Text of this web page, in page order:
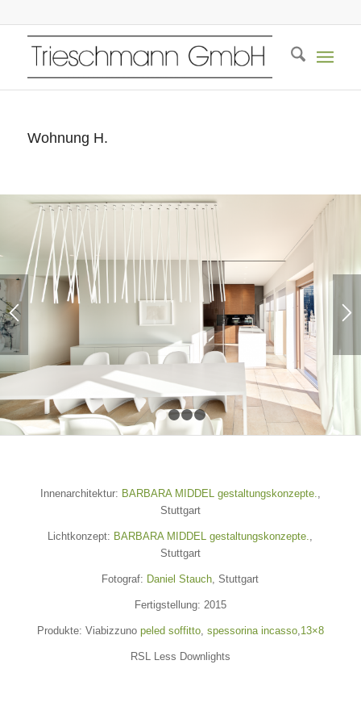
Wohnung H.
4
Innenarchitektur: BARBARA MIDDEL gestaltungskonzepte.,
Stuttgart
Lichtkonzept: BARBARA MIDDEL gestaltungskonzepte.,
Stuttgart
Fotograf: Daniel Stauch, Stuttgart
Fertigstellung: 2015
Produkte: Viabizzuno peled soffitto, spessorina incasso,13×8
RSL Less Downlights